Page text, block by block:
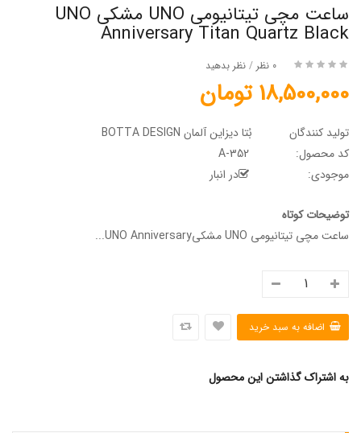
ساعت مچی تیتانیومی UNO مشکی UNO
Anniversary Titan Quartz Black
0 نظر / نظر بدهید
18,500,000 تومان
تولید کنندگان
بُتا دیزاین آلمان BOTTA DESIGN
کد محصول:
موجودی:
در انبار
توضیحات کوتاه
ساعت مچی تیتانیومی UNO مشکیUNO Anniversary...
به اشتراک گذاشتن این محصول